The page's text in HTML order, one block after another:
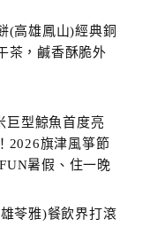
(高雄鳳山)經典銅
茶，鹹香酥脆外
巨型鯨魚首度亮
2026旗津風箏節
暑假、住一晚
苓雅)餐飲界打滾